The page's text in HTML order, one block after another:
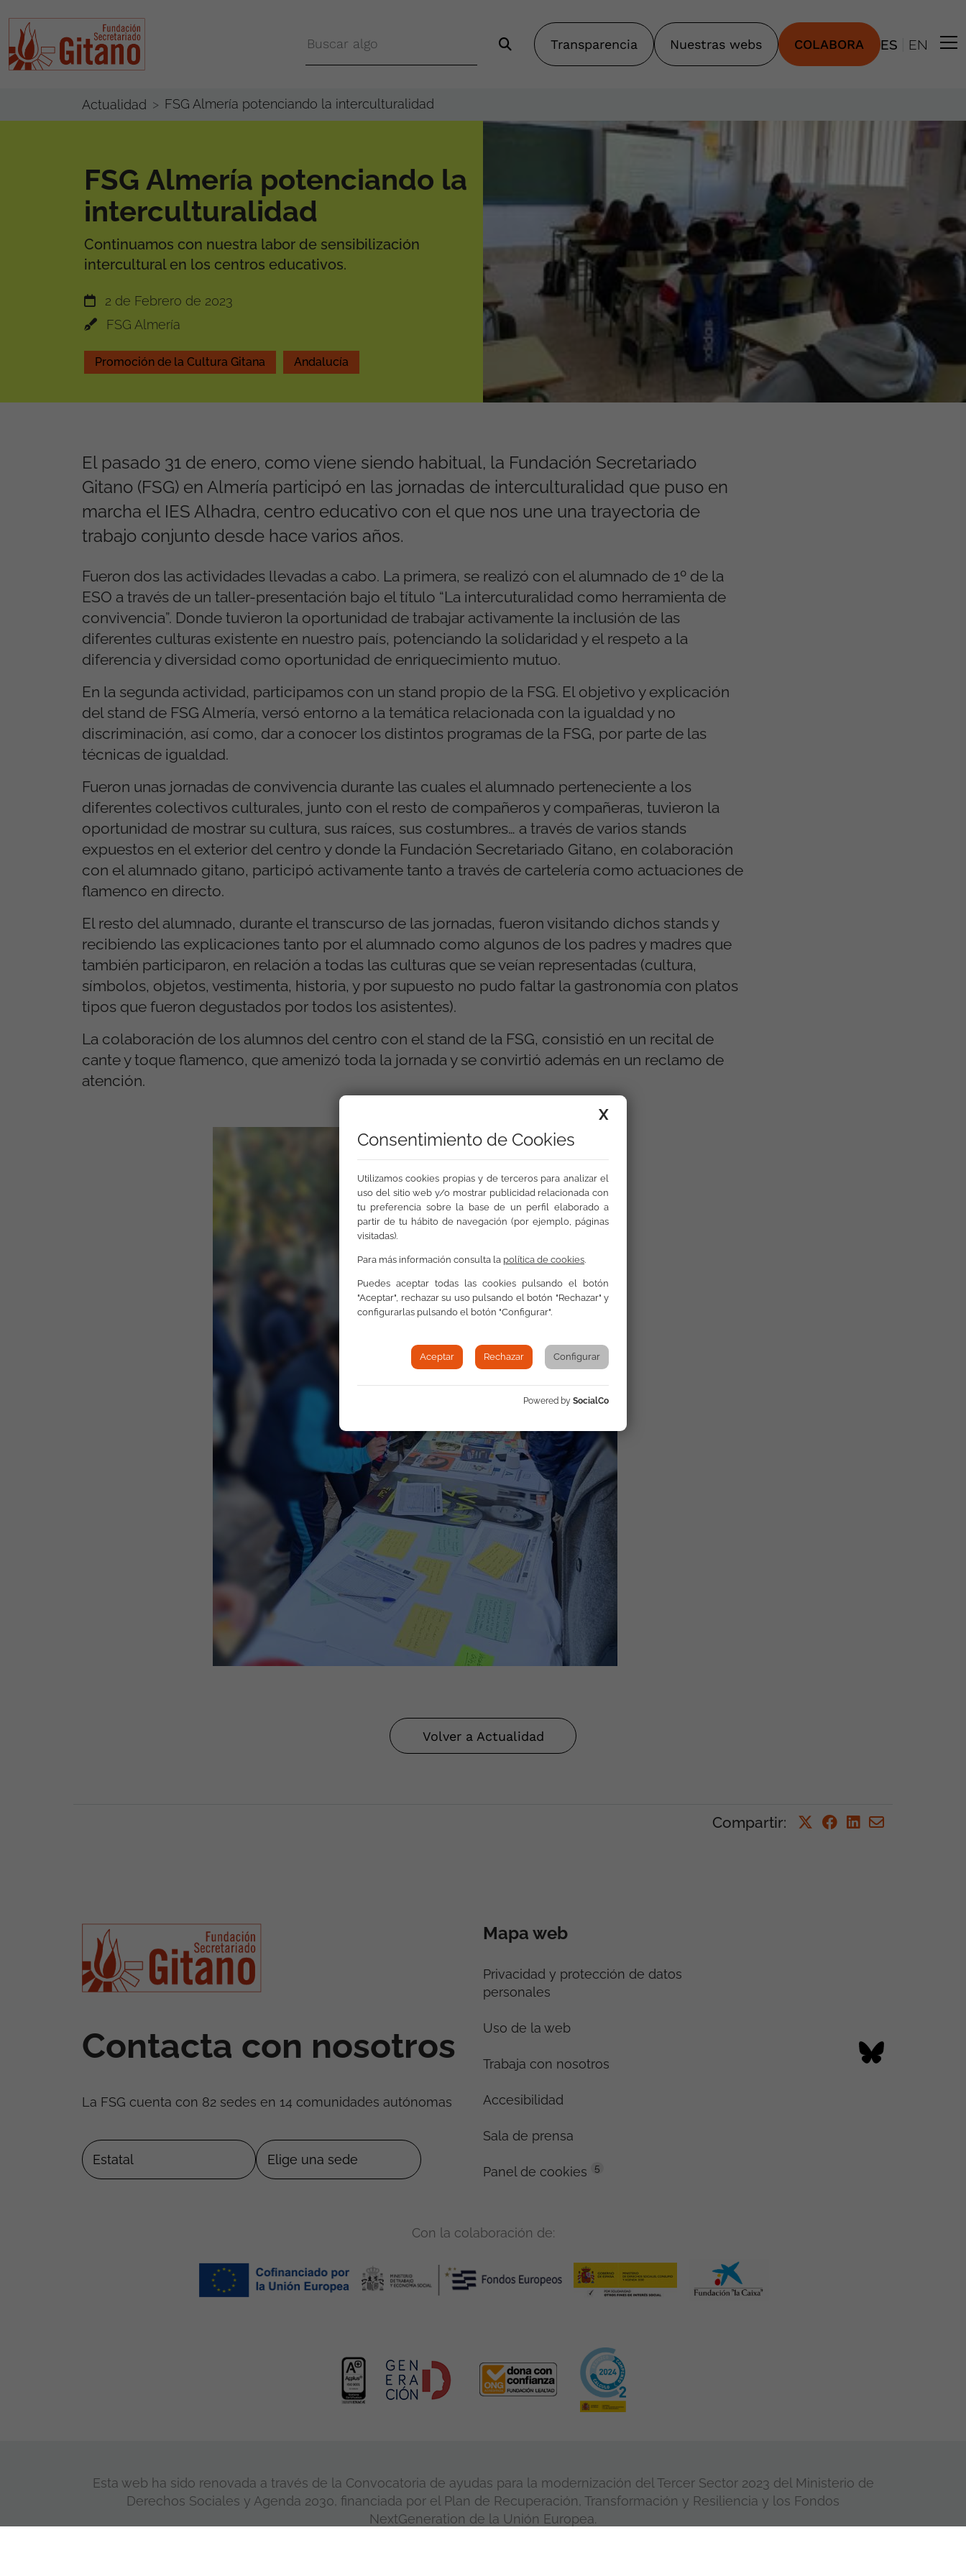
Transparencia Nuestras webs COLABORA ES EN
Actualidad FSG Almería potenciando la interculturalidad
FSG Almería potenciando la
interculturalidad
Continuamos con nuestra labor de sensibilización
intercultural en los centros educativos.
2 de Febrero de 2023
FSG Almería
Promoción de la Cultura Gitana Andalucía
El pasado 31 de enero, como viene siendo habitual, la Fundación Secretariado
Gitano (FSG) en Almería participó en las jornadas de interculturalidad que puso en
marcha el IES Alhadra, centro educativo con el que nos une una trayectoria de
trabajo conjunto desde hace varios años.
Fueron dos las actividades llevadas a cabo. La primera, se realizó con el alumnado de 1º de la
ESO a través de un taller-presentación bajo el título “La intercuturalidad como herramienta de
convivencia”. Donde tuvieron la oportunidad de trabajar activamente la inclusión de las
diferentes culturas existente en nuestro país, potenciando la solidaridad y el respeto a la
diferencia y diversidad como oportunidad de enriquecimiento mutuo.
En la segunda actividad, participamos con un stand propio de la FSG. El objetivo y explicación
del stand de FSG Almería, versó entorno a la temática relacionada con la igualdad y no
discriminación, así como, dar a conocer los distintos programas de la FSG, por parte de las
técnicas de igualdad.
Fueron unas jornadas de convivencia durante las cuales el alumnado perteneciente a los
diferentes colectivos culturales, junto con el resto de compañeros y compañeras, tuvieron la
oportunidad de mostrar su cultura, sus raíces, sus costumbres… a través de varios stands
expuestos en el exterior del centro y donde la Fundación Secretariado Gitano, en colaboración
con el alumnado gitano, participó activamente tanto a través de cartelería como actuaciones de
flamenco en directo.
El resto del alumnado, durante el transcurso de las jornadas, fueron visitando dichos stands y
recibiendo las explicaciones tanto por el alumnado como algunos de los padres y madres que
también participaron, en relación a todas las culturas que se veían representadas (cultura,
símbolos, objetos, vestimenta, historia, y por supuesto no pudo faltar la gastronomía con platos
tipos que fueron degustados por todos los asistentes).
La colaboración de los alumnos del centro con el stand de la FSG, consistió en un recital de
cante y toque flamenco, que amenizó toda la jornada y se convirtió además en un reclamo de
atención.
Volver a Actualidad
Compartir:
Contacta con nosotros
La FSG cuenta con 82 sedes en 14 comunidades autónomas
Mapa web
Privacidad y protección de datos
personales
Uso de la web
Trabaja con nosotros
Accesibilidad
Sala de prensa
Panel de cookies 5
Con la colaboración de:
Esta web ha sido renovada a través de la Convocatoria de ayudas para la modernización del Tercer Sector 2023 del Ministerio de
Derechos Sociales y Agenda 2030, financiada por el Plan de Recuperación, Transformación y Resiliencia y los Fondos
NextGeneration de la Unión Europea.
X
Consentimiento de Cookies
Utilizamos cookies propias y de terceros para analizar el
uso del sitio web y/o mostrar publicidad relacionada con
tu preferencia sobre la base de un perfil elaborado a
partir de tu hábito de navegación (por ejemplo, páginas
visitadas).
Para más información consulta la política de cookies.
Puedes aceptar todas las cookies pulsando el botón
"Aceptar", rechazar su uso pulsando el botón "Rechazar" y
configurarlas pulsando el botón "Configurar".
Aceptar Rechazar Configurar
Powered by SocialCo